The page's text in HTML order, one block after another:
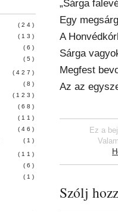
„Sárga
Egy
A
Sárga
Megfest
Az az
Ez a
Szólj
(24)
(13)
(6)
(5)
(427)
(8)
(123)
(68)
(11)
(46)
(1)
(11)
(6)
(1)